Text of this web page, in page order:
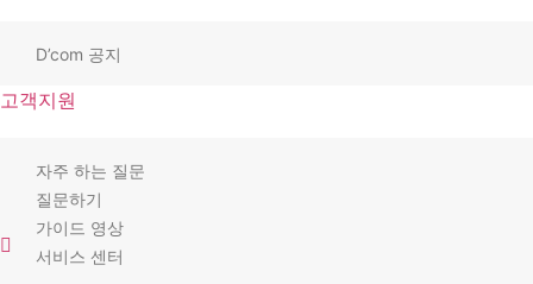
D’com 공지
고객지원
자주 하는 질문
질문하기
가이드 영상
서비스 센터